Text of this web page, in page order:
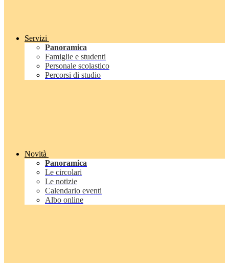
Servizi
Panoramica
Famiglie e studenti
Personale scolastico
Percorsi di studio
Novità
Panoramica
Le circolari
Le notizie
Calendario eventi
Albo online